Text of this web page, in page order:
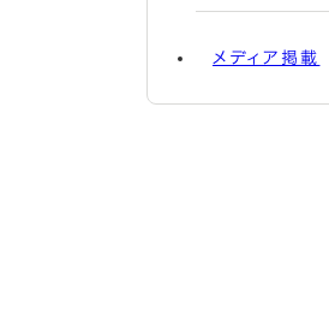
メディア掲載